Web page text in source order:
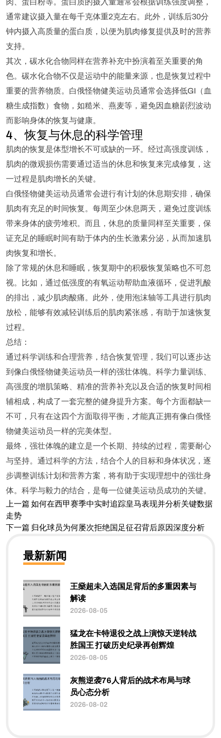
肉、蛋白粉等。蛋白质的摄入量通常会根据训练强度调整，
通常建议摄入量在每千克体重2克左右。此外，训练后30分
钟内摄入高质量的蛋白质，以便为肌肉修复提供及时的营养
支持。
其次，碳水化合物同样在营养补充中扮演着至关重要的角
色。碳水化合物不仅是运动中的能量来源，也是恢复过程中
重要的营养物质。白俄怪物健美运动员通常会选择低GI（血
糖生成指数）食物，如糙米、燕麦等，避免因血糖剧烈波动
而影响身体的恢复与健康。
4、恢复与休息的科学管理
肌肉的恢复是体型增长不可或缺的一环。经过高强度训练，
肌肉的微观损伤需要通过适当的休息和恢复来完成修复，这
一过程是肌肉增长的关键。
白俄怪物健美运动员通常会进行有计划的休息期安排，确保
肌肉有充足的时间恢复。每周至少休息两天，避免过度训练
带来身体的疲劳堆积。而且，休息的质量同样至关重要，保
证充足的睡眠时间有助于体内的生长激素分泌，从而加速肌
肉恢复和增长。
除了常规的休息和睡眠，恢复期中的积极恢复策略也不可忽
视。比如，通过低强度的有氧运动帮助血液循环，促进乳酸
的排出，减少肌肉酸痛。此外，使用泡沫轴等工具进行肌肉
放松，能够有效减轻训练后的肌肉紧张感，有助于加速恢复
过程。
总结：
通过科学训练和合理营养，结合恢复管理，我们可以逐步达
到像白俄怪物健美运动员一样的强壮体魄。科学力量训练、
高强度的增肌策略、精准的营养补充以及合适的恢复时间相
辅相成，构成了一套完整的健身提升方案。每个方面都缺一
不可，只有在这四个方面取得平衡，才能真正拥有像白俄怪
物健美运动员一样的完美体型。
最终，强壮体魄的建立是一个长期、持续的过程，需要耐心
与坚持。通过科学的方法，结合个人的目标和身体状况，逐
步调整训练计划和营养方案，将有助于实现理想中的强壮身
体。科学与毅力的结合，是每一位健美运动员成功的关键。
上一篇 如何在西甲赛季中实时追踪皇马表现并分析关键数据
走势
下一篇 归化球员为何屡次拒绝国足征召背后原因深度分析
最新新闻
王燊超未入选国足背后的多重因素与
解读
2026-08-05
猛龙在卡特退役之战上演惊天逆转战
胜国王 打破历史纪录再创辉煌
2026-08-05
灰熊逆袭76人背后的战术布局与球
员心态分析
2026-08-02